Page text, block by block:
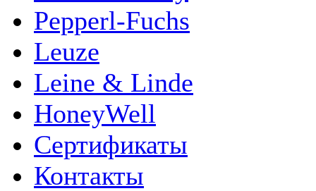
Pepperl-Fuchs
Leuze
Leine & Linde
HoneyWell
Сертификаты
Контакты